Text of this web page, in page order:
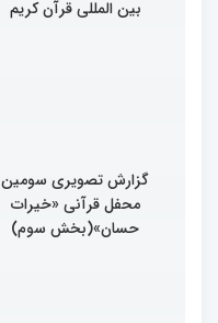
بین المللی قرآن کریم
گزارش تصویری سومین
محفل قرآنی «خیرات
حسان»(بخش سوم)